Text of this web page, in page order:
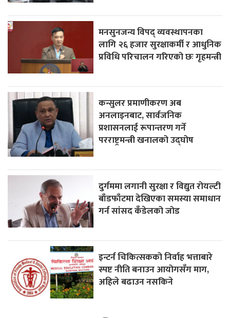
मनसुनजन्य विपद् व्यवस्थापनका
लागि २६ हजार सुरक्षाकर्मी र आधुनिक
प्रविधि परिचालन गरिएको छः गृहमन्त्री
कन्सुलर प्रमाणीकरण अब
अनलाइनबाट, सार्वजनिक
प्रशासनलाई रूपान्तरण गर्ने
परराष्ट्रमन्त्री खनालको उद्घोष
दुर्गममा लगानी सुरक्षा र विद्युत रोयल्टी
बाँडफाँटमा देखिएका समस्या समाधान
गर्न सांसद कँडेलको जोड
इन्टर्न चिकित्सकको निर्वाह भत्ताबारे
स्पष्ट नीति बनाउन आयोगसँग माग,
अहिले बढाउन नसकिने